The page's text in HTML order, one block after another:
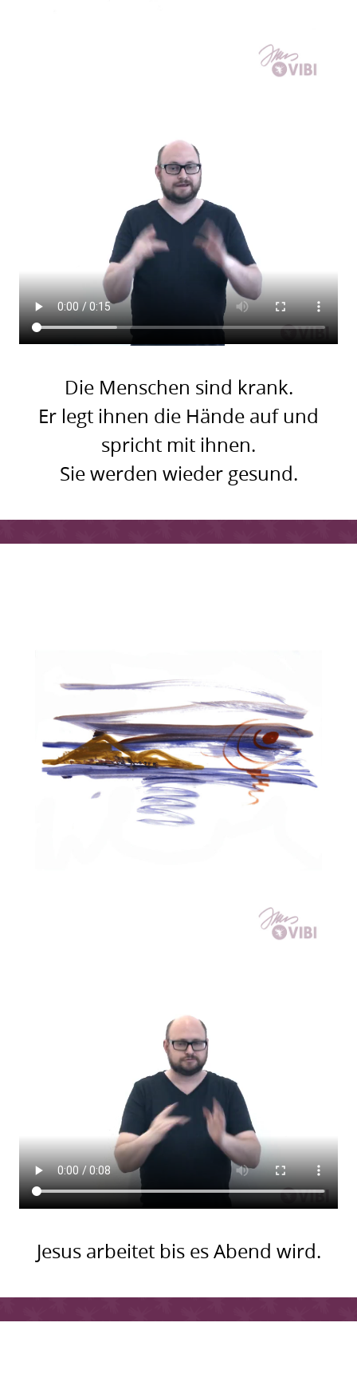
Die Menschen sind krank.
Er legt ihnen die Hände auf und
spricht mit ihnen.
Sie werden wieder gesund.
Jesus arbeitet bis es Abend wird.